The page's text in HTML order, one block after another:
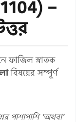
–
ফাজিল স্নাতক
বিষয়ের সম্পূর্ণ
পাশাপাশি ‘অথবা’